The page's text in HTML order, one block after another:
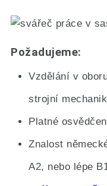
Požadujeme:
Vzdělání v
strojní
Platné
Znalost
A2, nebo lépe